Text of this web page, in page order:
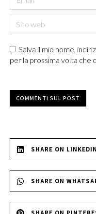
Sito web
Salva il mio nome,
per la prossima volta che
COMMENTI SUL POST
SHARE ON LINKEDIN
SHARE ON